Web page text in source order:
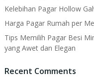
Kelebihan Pagar Hollow
Harga Pagar Rumah per
Tips Memilih Pagar Besi
yang Awet dan Elegan
Recent Comments